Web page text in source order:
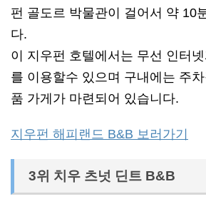
펀 골도르 박물관이 걸어서 약 10
다.
이 지우펀 호텔에서는 무선 인터
를 이용할수 있으며 구내에는 주
품 가게가 마련되어 있습니다.
지우펀 해피랜드 B&B 보러가기
3위 치우 츠넛 딘트 B&B